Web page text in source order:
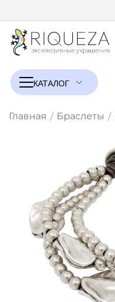
Главная / Браслеты /